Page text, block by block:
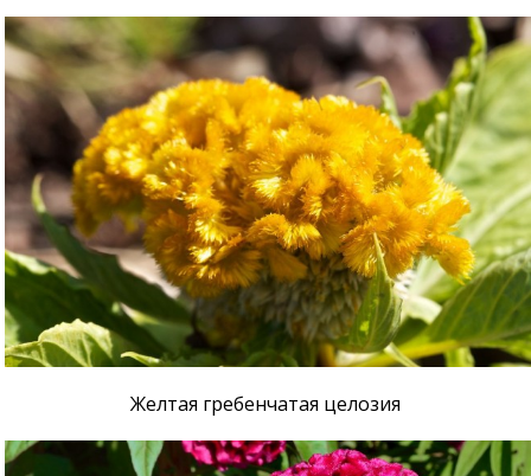
Желтая гребенчатая целозия